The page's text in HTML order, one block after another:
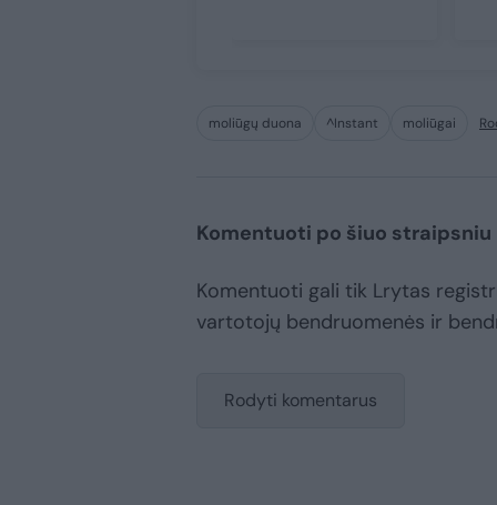
moliūgų duona ^Instant moliūgai
Komentuoti po šiuo straipsniu
Komentuoti gali tik Lrytas
vartotojų bendruomenės ir
Rodyti komentarus